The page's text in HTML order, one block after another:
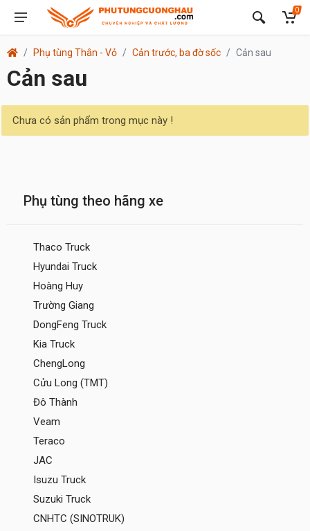
0
Phụ tùng Thân - Vỏ Cản trước, ba đờ sốc Cản sau
Cản sau
Phụ tùng theo hãng xe
Thaco Truck
Hyundai Truck
Hoàng Huy
Trường Giang
DongFeng Truck
Kia Truck
ChengLong
Cửu Long (TMT)
Đô Thành
Veam
Teraco
JAC
Isuzu Truck
Suzuki Truck
CNHTC (SINOTRUK)
Chưa có sản phẩm trong mục này !